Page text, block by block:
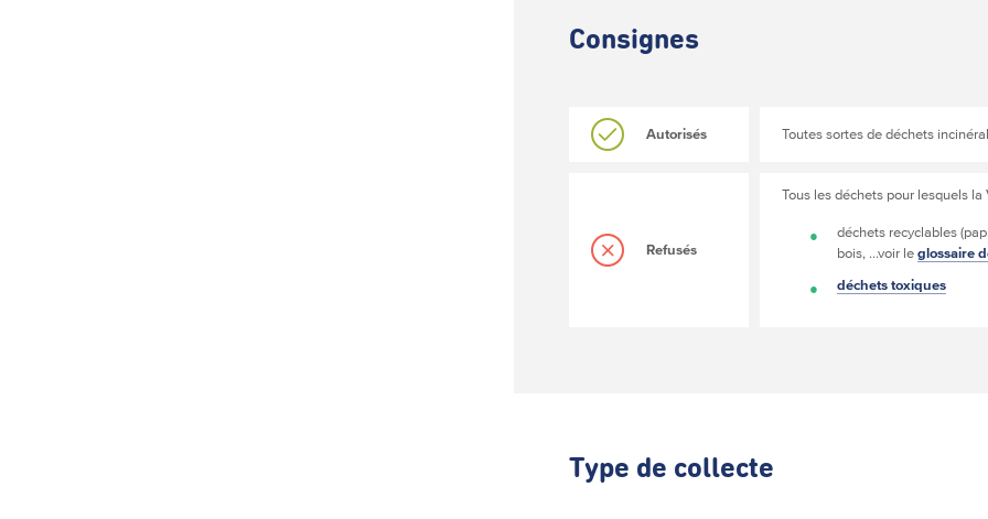
Consignes
Autorisés Toutes sortes de déchets
Refusés
Tous les déchets pour lesquels
déchets recyclables
bois, ...voir leglossaire
déchets toxiques
Type de collecte